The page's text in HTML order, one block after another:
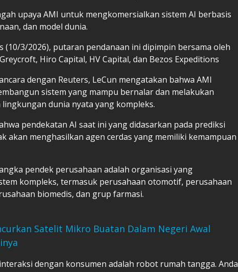
upaya AMI untuk mengkomersialkan sistem AI berbasis
dan model dunia.
(10/3/2026), putaran pendanaan ini dipimpin bersama oleh
Hiro Capital, HV Capital, dan Bezos Expeditions
dengan Reuters, LeCun mengatakan bahwa AMI
sistem yang mampu bernalar dan melakukan
lingkungan dunia nyata yang kompleks.
pendekatan AI saat ini yang didasarkan pada prediksi
akan menghasilkan agen cerdas yang memiliki kemampuan
pendek perusahaan adalah organisasi yang
kompleks, termasuk perusahaan otomotif, perusahaan
biomedis, dan grup farmasi.
Satelit Mikro Buatan Dalam Negeri Awal
dengan konsumen adalah robot rumah tangga. Anda